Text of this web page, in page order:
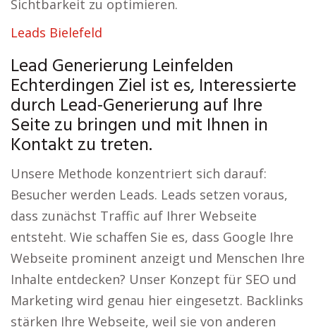
Sichtbarkeit zu optimieren.
Leads Bielefeld
Lead Generierung Leinfelden
Echterdingen Ziel ist es, Interessierte
durch Lead-Generierung auf Ihre
Seite zu bringen und mit Ihnen in
Kontakt zu treten.
Unsere Methode konzentriert sich darauf:
Besucher werden Leads. Leads setzen voraus,
dass zunächst Traffic auf Ihrer Webseite
entsteht. Wie schaffen Sie es, dass Google Ihre
Webseite prominent anzeigt und Menschen Ihre
Inhalte entdecken? Unser Konzept für SEO und
Marketing wird genau hier eingesetzt. Backlinks
stärken Ihre Webseite, weil sie von anderen